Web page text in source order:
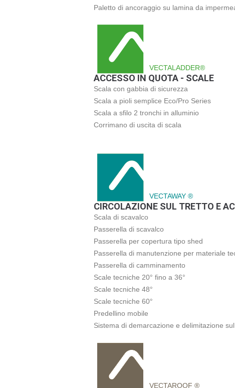
Paletto di ancoraggio su lamina da
VECTALADDER®
ACCESSO IN QUOTA - SCALE
Scala con gabbia di sicurezza
Scala a pioli semplice Eco/Pro Series
Scala a sfilo 2 tronchi in alluminio
Corrimano di uscita di scala
VECTAWAY ®
CIRCOLAZIONE SUL TRETTO E
Scala di scavalco
Passerella di scavalco
Passerella per copertura tipo shed
Passerella di manutenzione per materiale
Passerella di camminamento
Scale tecniche 20° fino a 36°
Scale tecniche 48°
Scale tecniche 60°
Predellino mobile
Sistema di demarcazione e delimitazione
VECTAROOF ®